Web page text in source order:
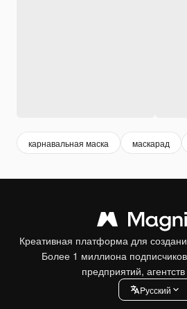
карнавальная маска маскарад
Креативная платформа для
Более 1 миллиона
предприятий,
Pусский